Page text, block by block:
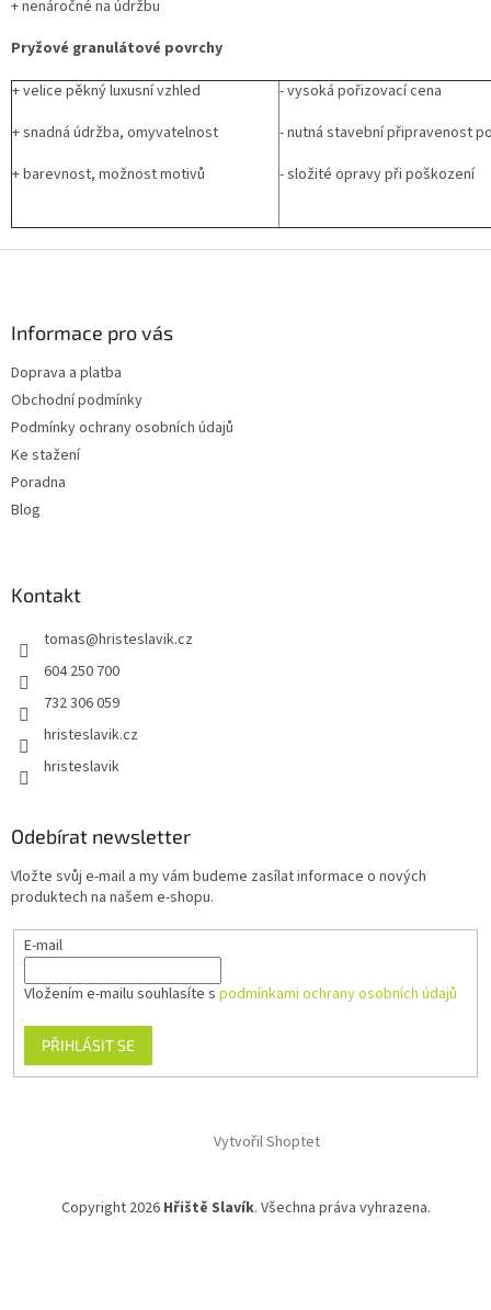
+ nenáročné na údržbu
Pryžové granulátové povrchy
+ velice pěkný luxusní vzhled
+ snadná údržba, omyvatelnost
+ barevnost, možnost motivů
- vysoká pořizovací cena
- nutná stavební připravenost
- složité opravy při poškození
Informace pro vás
Doprava a platba
Obchodní podmínky
Podmínky ochrany osobních údajů
Ke stažení
Poradna
Blog
Kontakt
tomas@hristeslavik.cz
604 250 700
732 306 059
hristeslavik.cz
hristeslavik
Odebírat newsletter
Vložte svůj e-mail a my vám budeme zasílat informace o nových
produktech na našem e-shopu.
E-mail
Vložením e-mailu souhlasíte s podmínkami ochrany osobních údajů
PŘIHLÁSIT SE
Vytvořil Shoptet
Copyright 2026 Hřiště Slavík. Všechna práva vyhrazena.